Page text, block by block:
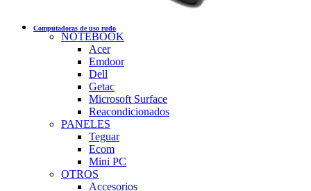
Computadoras de uso rudo
NOTEBOOK
Acer
Emdoor
Dell
Getac
Microsoft Surface
Reacondicionados
PANELES
Teguar
Ecom
Mini PC
OTROS
Accesorios